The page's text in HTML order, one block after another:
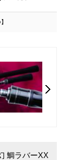
鯛ラバーXX